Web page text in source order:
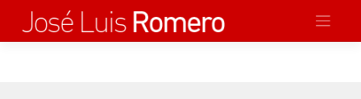
contenido